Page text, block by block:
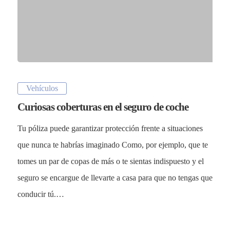
Vehículos
Curiosas coberturas en el seguro de coche
Tu póliza puede garantizar protección frente a situaciones
que nunca te habrías imaginado Como, por ejemplo, que te
tomes un par de copas de más o te sientas indispuesto y el
seguro se encargue de llevarte a casa para que no tengas que
conducir tú.…